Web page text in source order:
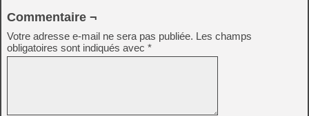
Commentaire ¬
Votre adresse e-mail ne sera pas publiée. Les champs
obligatoires sont indiqués avec *